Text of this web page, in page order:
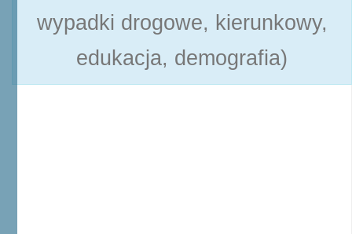
wypadki drogowe, kierunkowy,
edukacja, demografia)